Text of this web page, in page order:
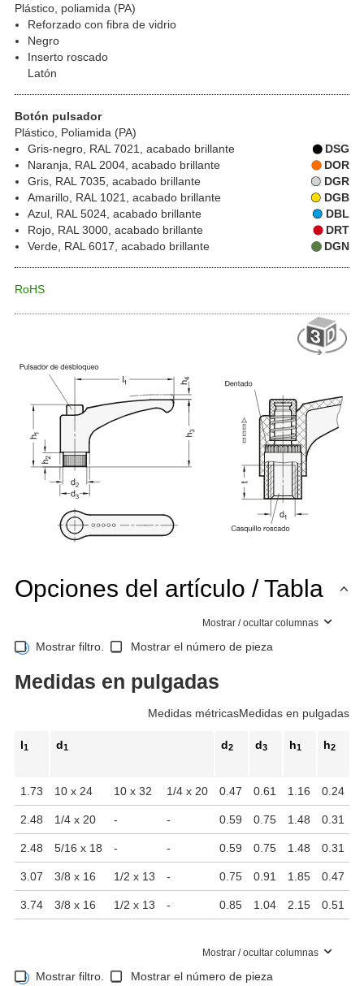
Plástico, poliamida (PA)
Reforzado con fibra de vidrio
Negro
Inserto roscado
Latón
Botón pulsador
Plástico, Poliamida (PA)
Gris-negro, RAL 7021, acabado brillante
DSG
Naranja, RAL 2004, acabado brillante
DOR
Gris, RAL 7035, acabado brillante
DGR
Amarillo, RAL 1021, acabado brillante
DGB
Azul, RAL 5024, acabado brillante
DBL
Rojo, RAL 3000, acabado brillante
DRT
Verde, RAL 6017, acabado brillante
DGN
RoHS
Opciones del artículo / Tabla
Mostrar / ocultar columnas
Mostrar filtro. Mostrar el número de pieza
Medidas en pulgadas
Medidas métricasMedidas en pulgadas
l1 d1 d2 d3 h1 h2
1.73 10 x 24 10 x 32 1/4 x 20 0.47 0.61 1.16 0.24
2.48 1/4 x 20 - - 0.59 0.75 1.48 0.31
2.48 5/16 x 18 - - 0.59 0.75 1.48 0.31
3.07 3/8 x 16 1/2 x 13 - 0.75 0.91 1.85 0.47
3.74 3/8 x 16 1/2 x 13 - 0.85 1.04 2.15 0.51
Mostrar / ocultar columnas
Mostrar filtro. Mostrar el número de pieza